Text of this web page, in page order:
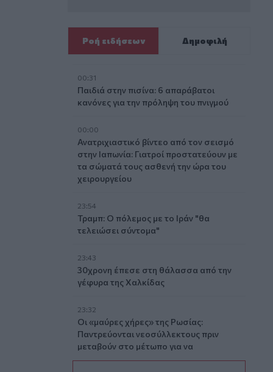
Ροή ειδήσεων Δημοφιλή
00:31
Παιδιά στην πισίνα: 6 απαράβατοι
κανόνες για την πρόληψη του πνιγμού
00:00
Ανατριχιαστικό βίντεο από τον σεισμό
στην Ιαπωνία: Γιατροί προστατεύουν με
τα σώματά τους ασθενή την ώρα του
χειρουργείου
23:54
Τραμπ: Ο πόλεμος με το Ιράν "θα
τελειώσει σύντομα"
23:43
30χρονη έπεσε στη θάλασσα από την
γέφυρα της Χαλκίδας
23:32
Οι «μαύρες χήρες» της Ρωσίας:
Παντρεύονται νεοσύλλεκτους πριν
μεταβούν στο μέτωπο για να
εισπράξουν τις «παχυλές»